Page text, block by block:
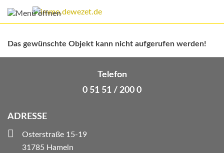
Das gewünschte Objekt kann nicht aufgerufen werden!
Telefon
0 51 51 / 200 0
ADRESSE
Osterstraße 15-19
31785 Hameln